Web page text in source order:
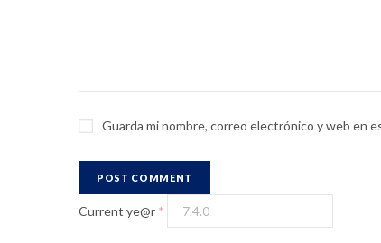
Guarda mi nombre, correo electrónico y web en
Current ye@r *